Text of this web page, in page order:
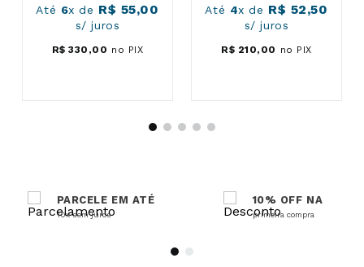
Até 6x de R$ 55,00
s/ juros
R$ 330 ,00 no PIX
Até 4x de R$ 52,50
s/ juros
R$ 210, 00 no PIX
PARCELE EM ATÉ
10x sem juros
10% OFF NA
primeira compra